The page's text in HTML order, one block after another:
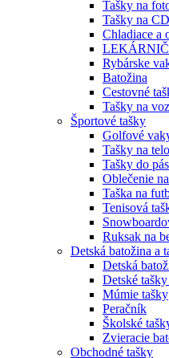
Tašky na
Tašky na CD
Chladiace a
Rybárske
Batožina
Cestovné
Tašky na
Športové tašky
Golfové
Tašky na
Tašky do
Oblečenie
Taška na
Tenisová
Ruksak na
Detská batožina a
Detská
Detské
Múmie tašky
Peračník
Školské
Zvieracie
Obchodné tašky